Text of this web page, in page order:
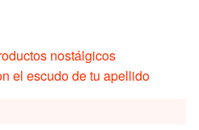
nostálgicos
el escudo de tu apellido